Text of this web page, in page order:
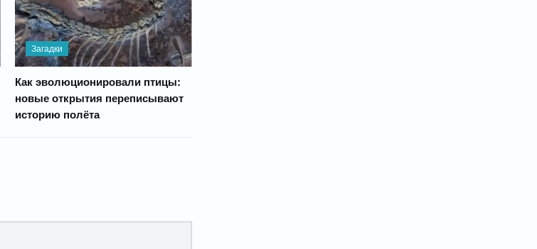
Загадки
Как эволюционировали птицы:
новые открытия переписывают
историю полёта